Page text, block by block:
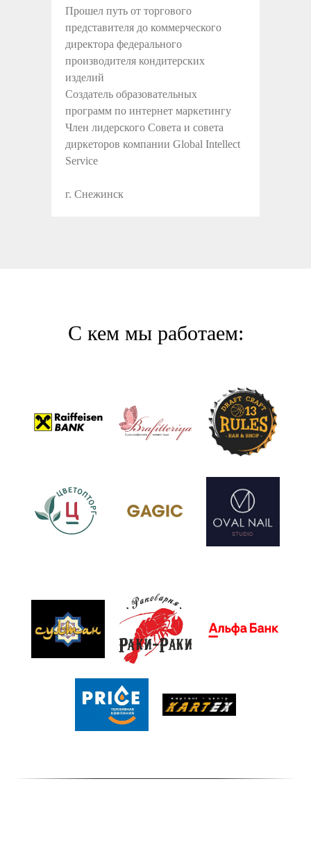
Прошел путь от торгового
представителя до коммерческого
директора федерального
производителя кондитерских
изделий
Создатель образовательных
программ по интернет маркетингу
Член лидерского Совета и совета
диркеторов компании Global Intellect
Service
г. Снежинск
С кем мы работаем: